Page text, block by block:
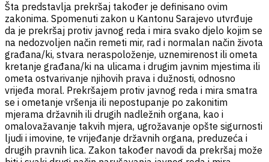
Šta predstavlja prekršaj također je definisano ovim
zakonima. Spomenuti zakon u Kantonu Sarajevo utvrđuje
da je prekršaj protiv javnog reda i mira svako djelo kojim se
na nedozvoljen način remeti mir, rad i normalan način života
građana/ki, stvara neraspoloženje, uznemirenost ili ometa
kretanje građana/ki na ulicama i drugim javnim mjestima ili
ometa ostvarivanje njihovih prava i dužnosti, odnosno
vrijeđa moral. Prekršajem protiv javnog reda i mira smatra
se i ometanje vršenja ili nepostupanje po zakonitim
mjerama državnih ili drugih nadležnih organa, kao i
omalovažavanje takvih mjera, ugrožavanje opšte sigurnosti
ljudi i imovine, te vrijeđanje državnih organa, preduzeća i
drugih pravnih lica. Zakon također navodi da prekršaj može